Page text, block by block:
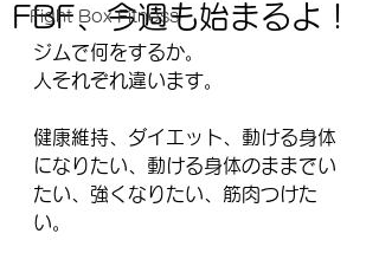
Fight Box Fitness
FBF、今週も始まるよ！
ジムで何をするか。
人それぞれ違います。
健康維持、ダイエット、動ける身体
になりたい、動ける身体のままでい
たい、強くなりたい、筋肉つけた
い。